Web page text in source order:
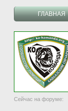
ГЛАВНАЯ
Сейчас на форуме: